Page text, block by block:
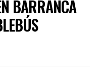
BARRANCA